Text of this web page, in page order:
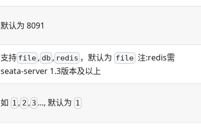
默认为 8091
支持 file , db , redis ，默认为 file注:redis需
seata-server 1.3版本及以上
如 1 , 2 , 3 ..., 默认为 1